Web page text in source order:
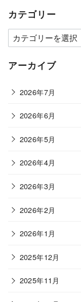
カテゴリー
カ
テ
ゴ
ー
アーカイブ
2026年7月
2026年6月
2026年5月
2026年4月
2026年3月
2026年2月
2026年1月
2025年12月
2025年11月